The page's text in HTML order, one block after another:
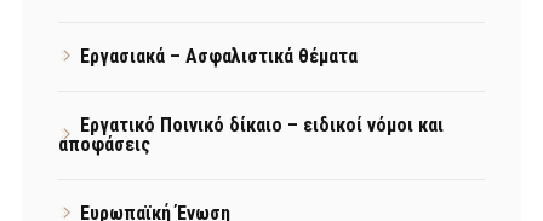
Εργασιακά – Ασφαλιστικά θέματα
Εργατικό Ποινικό δίκαιο – ειδικοί νόμοι και
αποφάσεις
Ευρωπαϊκή Ένωση